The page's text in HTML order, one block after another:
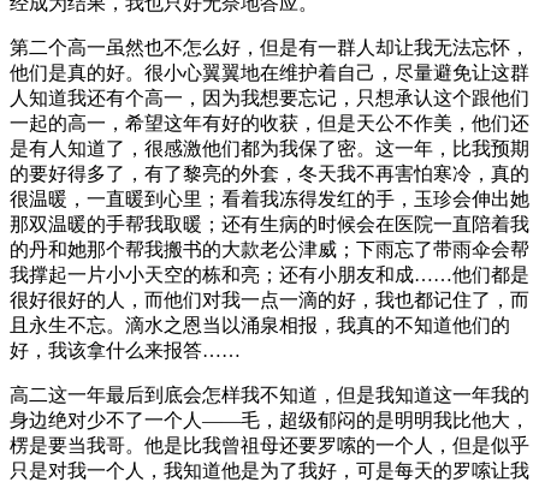
第二个高一虽然也不怎么好，但是有一群人却让我无法忘怀，
他们是真的好。很小心翼翼地在维护着自己，尽量避免让这群
人知道我还有个高一，因为我想要忘记，只想承认这个跟他们
一起的高一，希望这年有好的收获，但是天公不作美，他们还
是有人知道了，很感激他们都为我保了密。这一年，比我预期
的要好得多了，有了黎亮的外套，冬天我不再害怕寒冷，真的
很温暖，一直暖到心里；看着我冻得发红的手，玉珍会伸出她
那双温暖的手帮我取暖；还有生病的时候会在医院一直陪着我
的丹和她那个帮我搬书的大款老公津威；下雨忘了带雨伞会帮
我撑起一片小小天空的栋和亮；还有小朋友和成……他们都是
很好很好的人，而他们对我一点一滴的好，我也都记住了，而
且永生不忘。滴水之恩当以涌泉相报，我真的不知道他们的
好，我该拿什么来报答……
高二这一年最后到底会怎样我不知道，但是我知道这一年我的
身边绝对少不了一个人——毛，超级郁闷的是明明我比他大，
楞是要当我哥。他是比我曾祖母还要罗嗦的一个人，但是似乎
只是对我一个人，我知道他是为了我好，可是每天的罗嗦让我